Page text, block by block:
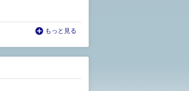
もっと見る